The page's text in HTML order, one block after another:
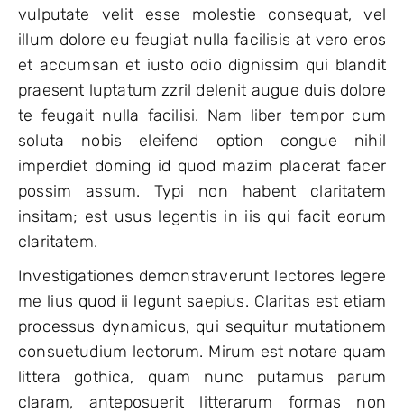
vulputate velit esse molestie consequat, vel
illum dolore eu feugiat nulla facilisis at vero eros
et accumsan et iusto odio dignissim qui blandit
praesent luptatum zzril delenit augue duis dolore
te feugait nulla facilisi. Nam liber tempor cum
soluta nobis eleifend option congue nihil
imperdiet doming id quod mazim placerat facer
possim assum. Typi non habent claritatem
insitam; est usus legentis in iis qui facit eorum
claritatem.
Investigationes demonstraverunt lectores legere
me lius quod ii legunt saepius. Claritas est etiam
processus dynamicus, qui sequitur mutationem
consuetudium lectorum. Mirum est notare quam
littera gothica, quam nunc putamus parum
claram, anteposuerit litterarum formas non